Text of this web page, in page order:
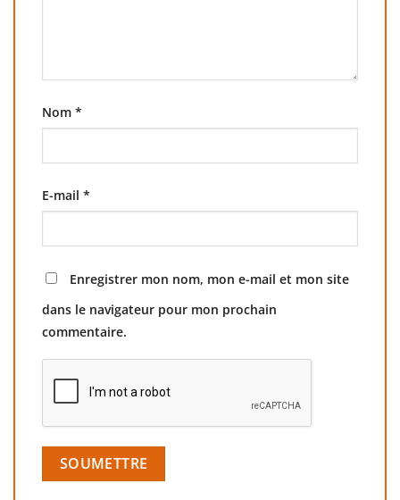
Nom *
E-mail *
Enregistrer mon nom, mon e-mail et mon site
dans le navigateur pour mon prochain
commentaire.